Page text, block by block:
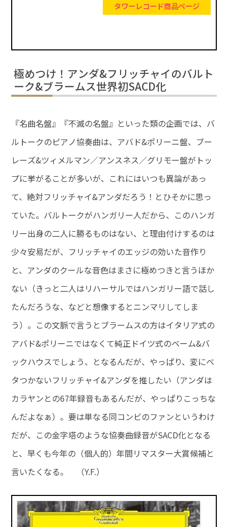
タワーレコード商品ページ
極めつけ！アンダ&フリッチャイのバルト
ーク&ブラームス世界初SACD化
『名曲名盤』『不滅の名盤』といった類の企画では、バ
ルトークのピアノ協奏曲は、アバド&ポリーニ盤、ブー
レーズ&ツィメルマン／アンスネス／グリモー盤がトッ
プに挙がることが多いが、これにはいつも異論があっ
て、絶対フリッチャイ&アンダだろう！とひそかに思っ
ていた。バルトークがハンガリー人だから、このハンガ
リー出身の二人に勝るものはない、と理由付けするのは
少々安易だが、フリッチャイのエッジの効いた音作り
と、アンダのクールな音色はまさに極めつきと言うほか
ない（きっと二人はリハーサルではハンガリー語で話し
たんだろうな、などと想像するとニンマリしてしま
う）。この文脈で言うとブラームスの方はイタリア式の
アバド&ポリーニではなくて純正ドイツ式のベーム&バ
ックハウスでしょう、となるんだが、やっぱり、変にベ
タつかないフリッチャイ&アンダを推したい（アンダは
カラヤンとの67年録音もあるんだが、やっぱりこっちな
んだよなぁ）。要は単なる同コンビのファンというわけ
だが、この金字塔のような協奏曲録音がSACD化となる
と、早くも今年の（個人的）年間リマスター大賞候補と
言いたくなる。 （Y.F.）